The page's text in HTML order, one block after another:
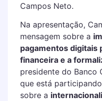
Campos Neto.
Na apresentação,
mensagem sobre a
pagamentos digitais
financeira e a
presidente do Banco
que está
sobre a